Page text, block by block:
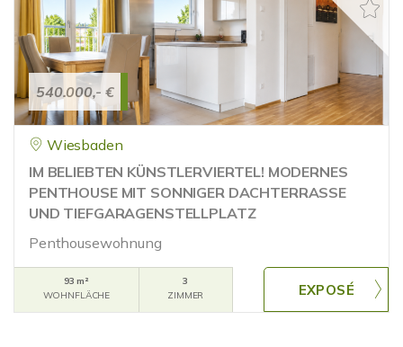
540.000,- €
Wiesbaden
IM BELIEBTEN KÜNSTLERVIERTEL! MODERNES
PENTHOUSE MIT SONNIGER DACHTERRASSE
UND TIEFGARAGENSTELLPLATZ
Penthousewohnung
93 m²
WOHNFLÄCHE
3
ZIMMER